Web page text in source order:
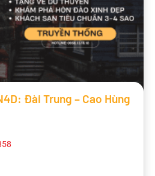
Đài Trung – Cao Hùng